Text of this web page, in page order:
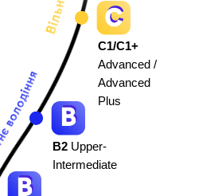
B2 Upper-
Intermediate
C1/C1+
Advanced /
Advanced
Plus